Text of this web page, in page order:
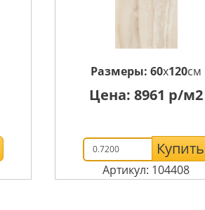
Размеры: 60x120см
Цена: 8961 р/м2
Купить
Артикул: 104408